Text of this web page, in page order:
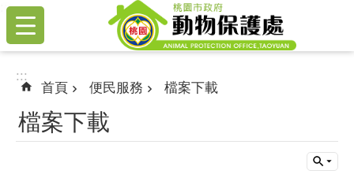
跳到主要內容區塊
:::
:::
首頁 便民服務 檔案下載
檔案下載